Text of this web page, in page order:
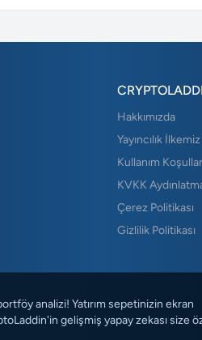
Hakkımızda
Yayıncılık İlkemiz
Kullanım
KVKK
Çerez Politikası
Gizlilik Politikası
analizi! Yatırım sepetinizin ekran
gelişmiş yapay zekası size